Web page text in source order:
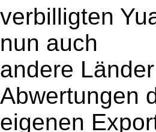
verbilligten
nun auch
andere
Abwertungen
eigenen